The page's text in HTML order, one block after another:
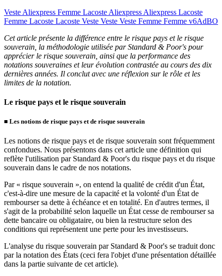
Veste Aliexpress Femme Lacoste Aliexpress Aliexpress Lacoste
Femme Lacoste Lacoste Veste Veste Veste Femme Femme v6AdBO
Cet article présente la différence entre le risque pays et le risque
souverain, la méthodologie utilisée par Standard & Poor's pour
apprécier le risque souverain, ainsi que la performance des
notations souveraines et leur évolution contrastée au cours des dix
dernières années. Il conclut avec une réflexion sur le rôle et les
limites de la notation.
Le risque pays et le risque souverain
■ Les notions de risque pays et de risque souverain
Les notions de risque pays et de risque souverain sont fréquemment
confondues. Nous présentons dans cet article une définition qui
reflète l'utilisation par Standard & Poor's du risque pays et du risque
souverain dans le cadre de nos notations.
Par « risque souverain », on entend la qualité de crédit d'un État,
c'est-à-dire une mesure de la capacité et la volonté d'un État de
rembourser sa dette à échéance et en totalité. En d'autres termes, il
s'agit de la probabilité selon laquelle un État cesse de rembourser sa
dette bancaire ou obligataire, ou bien la restructure selon des
conditions qui représentent une perte pour les investisseurs.
L'analyse du risque souverain par Standard & Poor's se traduit donc
par la notation des États (ceci fera l'objet d'une présentation détaillée
dans la partie suivante de cet article).